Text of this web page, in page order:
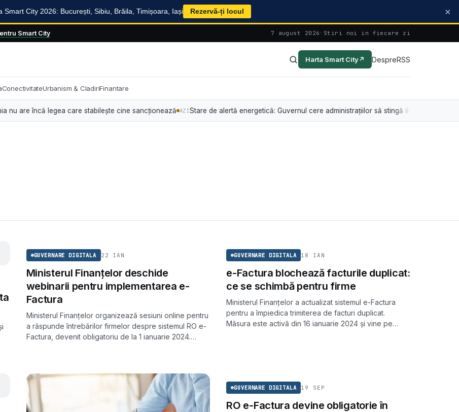
Smart City 2026: București, Sibiu, Brăila, Timișoara, Iași Rezervă-ți locul ×
Smart City 7 august 2026 · Stiri noi in fiecare zi
Harta Smart City↗ DespreRSS
ConectivitateUrbanism & CladiriFinantare
încă legea care stabilește cine sancționează AZIStare de alertă energetică: Guvernul cere administrațiilor să stingă iluminatul arhitectural
GUVERNARE DIGITALA 22 IAN
Ministerul Finanțelor deschide
webinarii pentru implementarea e-
Factura
Ministerul Finanțelor organizează sesiuni online pentru
a răspunde întrebărilor firmelor despre sistemul RO e-
Factura, devenit obligatoriu de la 1 ianuarie 2024.
GUVERNARE DIGITALA 18 IAN
e-Factura blochează facturile duplicat:
ce se schimbă pentru firme
Ministerul Finanțelor a actualizat sistemul e-Factura
pentru a împiedica trimiterea de facturi duplicat.
Măsura este activă din 16 ianuarie 2024 și vine pe
GUVERNARE DIGITALA 19 SEP
RO e-Factura devine obligatorie în